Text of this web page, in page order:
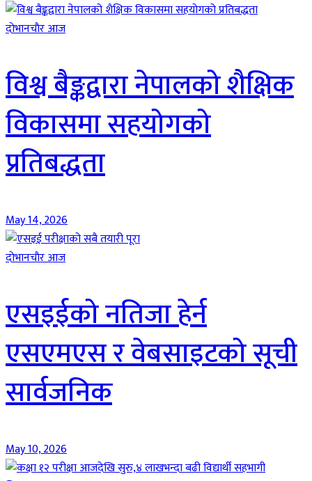
दाेभानचाैर आज
विश्व बैङ्कद्वारा नेपालको शैक्षिक
विकासमा सहयोगको
प्रतिबद्धता
May 14, 2026
दाेभानचाैर आज
एसइईको नतिजा हेर्न
एसएमएस र वेबसाइटको सूची
सार्वजनिक
May 10, 2026